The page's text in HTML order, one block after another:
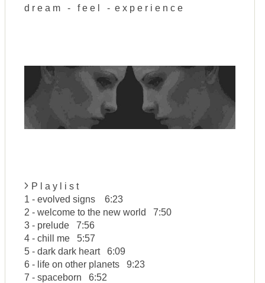
d r e a m - f e e l - e x p e r i e n c e
P l a y l i s t
1 - evolved signs 6:23
2 - welcome to the new world 7:50
3 - prelude 7:56
4 - chill me 5:57
5 - dark dark heart 6:09
6 - life on other planets 9:23
7 - spaceborn 6:52